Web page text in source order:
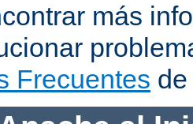
más
Frecuentes